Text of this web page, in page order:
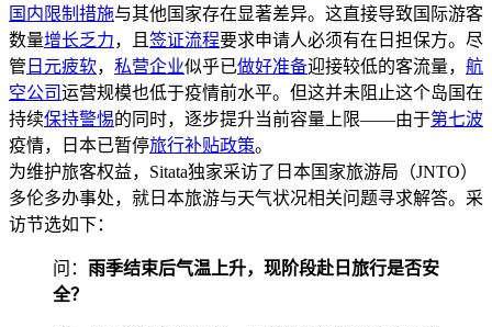
国内限制措施与其他国家存在显著差异。这直接导致国际游客
数量增长乏力，且 签证流程要求申请人必须有在日担保方。尽
管 日元疲软， 私营企业似乎已做好准备迎接较低的客流量， 航
空公司运营规模也低于疫情前水平。但这并未阻止这个岛国在
持续保持警惕的同时，逐步提升当前容量上限——由于第七波
疫情，日本已暂停旅行补贴政策。
为维护旅客权益，Sitata独家采访了日本国家旅游局（JNTO）
多伦多办事处，就日本旅游与天气状况相关问题寻求解答。采
访节选如下：
问： 雨季结束后气温上升，现阶段赴日旅行是否安
全？